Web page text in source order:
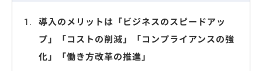
導入のメリットは「ビジネスのスピードアッ
プ」「コストの削減」「コンプライアンスの強
化」「働き方改革の推進」